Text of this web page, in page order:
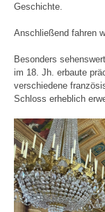
Geschichte.
Anschließend fahren
Besonders
im 18. Jh. erbaute
verschiedene
Schloss erheblich